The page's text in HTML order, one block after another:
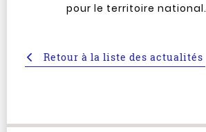
pour le territoire national.
Retour à la liste des actualités